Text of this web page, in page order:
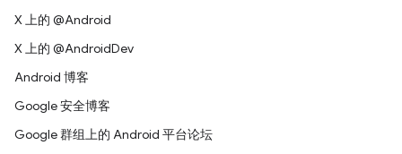
X 上的 @Android
X 上的 @AndroidDev
Android 博客
Google 安全博客
Google 群组上的 Android 平台论坛